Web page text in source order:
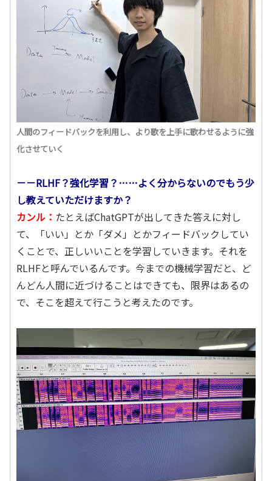
人間のフィードバックを利用し、より歌を上手に歌わせるように強
化させていく
－－RLHF？強化学習？……よく分からないのでもう少
し教えていただけますか？
カンル： たとえばChatGPTが出してきた答えに対し
て、「いい」とか「ダメ」とかフィードバックしてい
くことで、正しいいことを学習していきます。それを
RLHFと呼んでいるんです。今までの機械学習だと、ど
んどん人間に近づけることはできても、限界はあるの
で、そこを超えて行こうと考えたのです。